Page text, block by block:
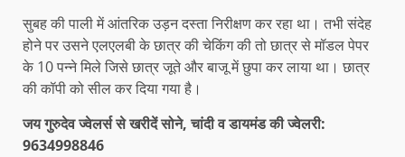
सुबह की पाली में आंतरिक उड़न दस्ता निरीक्षण कर रहा था। तभी संदेह
होने पर उसने एलएलबी के छात्र की चेकिंग की तो छात्र से मॉडल पेपर
के 10 पन्ने मिले जिसे छात्र जूते और बाजू में छुपा कर लाया था। छात्र
की कॉपी को सील कर दिया गया है।
जय गुरुदेव ज्वेलर्स से खरीदें सोने, चांदी व डायमंड की ज्वेलरी:
9634998846